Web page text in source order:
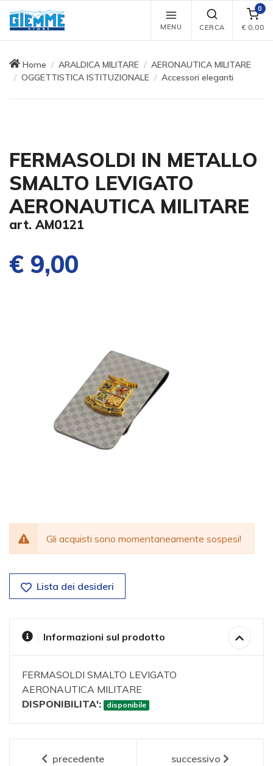
MENU CERCA
0
€ 0,00
Home ARALDICA MILITARE
AERONAUTICA MILITARE
OGGETTISTICA ISTITUZIONALE
Accessori eleganti
FERMASOLDI IN METALLO
SMALTO LEVIGATO
AERONAUTICA MILITARE
art. AM0121
€ 9,00
Gli acquisti sono momentaneamente sospesi!
Lista dei desideri
Informazioni sul prodotto
FERMASOLDI SMALTO LEVIGATO
AERONAUTICA MILITARE
DISPONIBILITA':
disponibile
precedente successivo